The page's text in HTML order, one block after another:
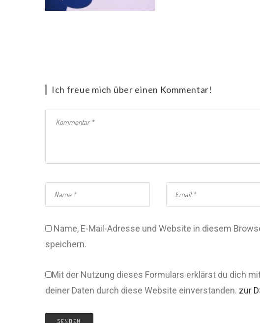
Ich freue mich über einen Kommentar!
Name, E-Mail-Adresse und Website in diesem
speichern.
Mit der Nutzung dieses Formulars erklärst du dich
deiner Daten durch diese Website einverstanden. zur